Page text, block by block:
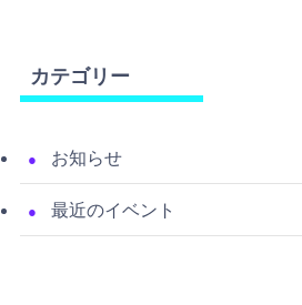
カテゴリー
お知らせ
最近のイベント